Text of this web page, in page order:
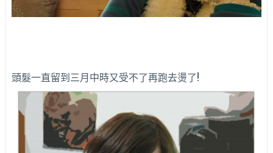
頭髮一直留到三月中時又受不了再跑去燙了!